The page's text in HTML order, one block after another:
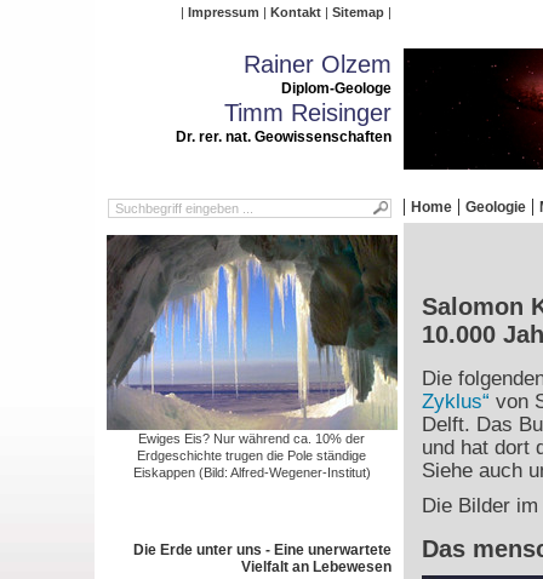
Impressum Kontakt Sitemap
Rainer Olzem
Diplom-Geologe
Timm Reisinger
Dr. rer. nat. Geowissenschaften
Home Geologie
Ewiges Eis? Nur während ca. 10% der
Erdgeschichte trugen die Pole ständige
Eiskappen (Bild: Alfred-Wegener-Institut)
Die Erde unter uns - Eine unerwartete
Vielfalt an Lebewesen
Salomon
10.000
Die
Zyklus“ von
Delft. Das
und hat dort
Siehe auch
Die Bilder
Das